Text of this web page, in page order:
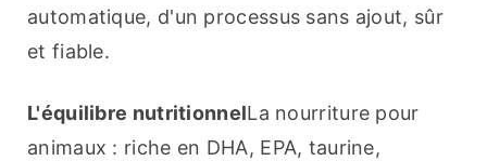
automatique, d'un processus sans ajout, sûr
et fiable.
L'équilibre nutritionnelLa nourriture pour
animaux : riche en DHA, EPA, taurine,